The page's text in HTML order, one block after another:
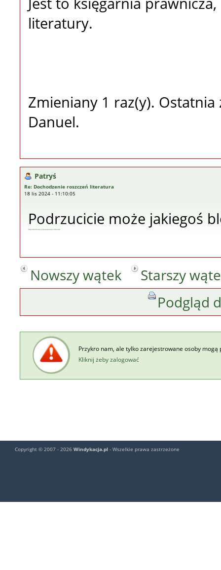
literatury.
Zmieniany 1 raz(y).
Danuel.
Patryś
Re: Dochodzenie roszczeń literatura
18 lis 2024 - 11:10:05
Podrzucicie może jakiegoś
https://slodkiesny.pl/przescieradla-180x200
Nowszy wątek
Starszy
Podgląd
Przykro nam, ale tylko zarejestrowane osoby mogą
Kliknij żeby zalogować
Copyright © 2007 - 2026 Windykacja.pl - Wszelkie prawa zastrzeżone